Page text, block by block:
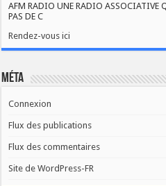
AFM RADIO UNE RADIO ASSOCIATIVE
PAS DE C
Rendez-vous ici
Méta
Connexion
Flux des publications
Flux des commentaires
Site de WordPress-FR